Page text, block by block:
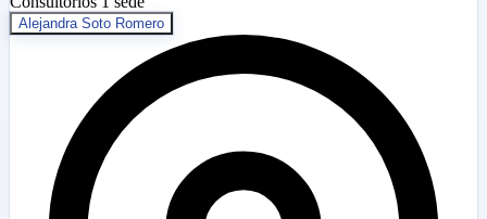
Alejandra Soto Romero